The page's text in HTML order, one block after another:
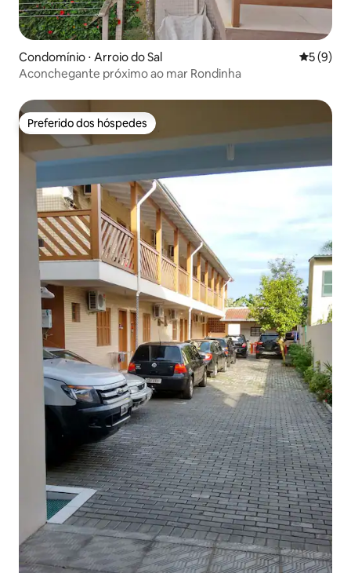
Condomínio ⋅ Arroio do Sal 5 de
5 (9)
Aconchegante próximo ao mar Rondinha
Preferido dos hóspedes
Preferido dos hóspedes